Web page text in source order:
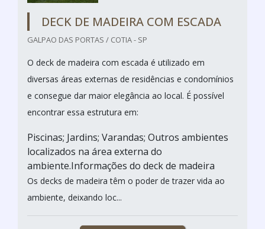
DECK DE MADEIRA COM ESCADA
GALPAO DAS PORTAS / COTIA - SP
O deck de madeira com escada é utilizado em
diversas áreas externas de residências e condomínios
e consegue dar maior elegância ao local. É possível
encontrar essa estrutura em:
Piscinas; Jardins; Varandas; Outros ambientes
localizados na área externa do
ambiente.Informações do deck de madeira
Os decks de madeira têm o poder de trazer vida ao
ambiente, deixando loc...